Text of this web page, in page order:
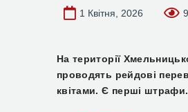
1 Квітня, 2026
На території
проводять рейдові
квітами. Є перші штрафи.